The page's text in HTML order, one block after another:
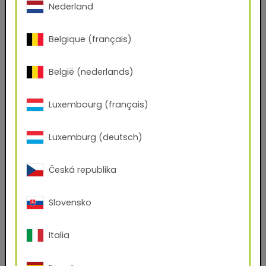
Code postal
Société
Position
Seamless Thumbnails
Nederland
Belgique (français)
België (nederlands)
Luxembourg (français)
Luxemburg (deutsch)
Česká republika
Slovensko
Italia